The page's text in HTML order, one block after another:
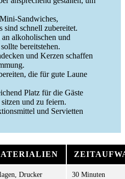
Sandwiches,
sind schnell zubereitet.
alkoholischen und
bereitstehen.
und Kerzen schaffen
die für gute Laune
Platz für die Gäste
und zu feiern.
und Servietten
Drucker 30 Minuten